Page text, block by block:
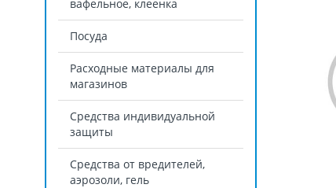
вафельное, клеенка
Посуда
Расходные материалы для
магазинов
Средства индивидуальной
защиты
Средства от вредителей,
аэрозоли, гель